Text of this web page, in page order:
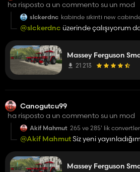
ha risposto a un commento su un mod
slckerdnc kabınde sıkıntı new
gene gerı komple grı
farları komple calısıyor
@slckerdnc üzerinde çalışıyorum
Massey Ferguson
21 213
Canogutcu99
ha risposto a un commento su un mod
Akif Mahmut 265 ve 285' lik
@Akif MahmutSiz yeni
Massey Ferguson